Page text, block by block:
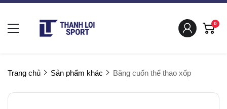
0
Trang chủ Sản phẩm khác Băng cuốn thể thao xốp